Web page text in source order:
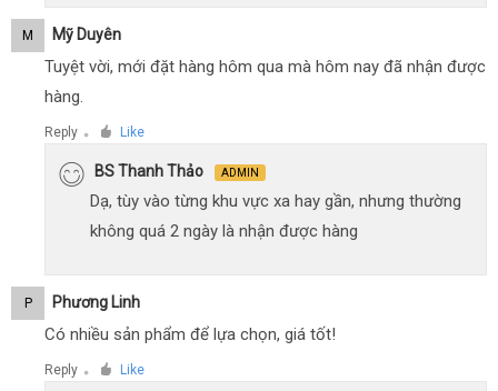
M Mỹ Duyên
Tuyệt vời, mới đặt hàng hôm qua mà hôm nay đã nhận được
hàng.
Reply ● Like
BS Thanh Thảo ADMIN
Dạ, tùy vào từng khu vực xa hay gần, nhưng thường
không quá 2 ngày là nhận được hàng
P Phương Linh
Có nhiều sản phẩm để lựa chọn, giá tốt!
Reply ● Like